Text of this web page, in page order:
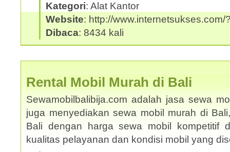
Kategori: Alat Kantor
Website: http://www.internetsukses.com/
Dibaca: 8434 kali
Rental Mobil Murah di Bali
Sewamobilbalibija.com adalah jasa sewa
juga menyediakan sewa mobil murah di
Bali dengan harga sewa mobil kompetitif
kualitas pelayanan dan kondisi mobil yang